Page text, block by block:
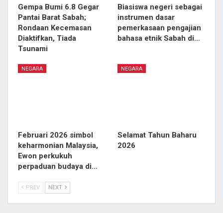
Gempa Bumi 6.8 Gegar
Pantai Barat Sabah;
Rondaan Kecemasan
Diaktifkan, Tiada
Tsunami
Biasiswa negeri sebagai
instrumen dasar
pemerkasaan pengajian
bahasa etnik Sabah di…
NEGARA
Februari 2026 simbol
keharmonian Malaysia,
Ewon perkukuh
perpaduan budaya di…
NEGARA
Selamat Tahun Baharu
2026
PREV NEXT